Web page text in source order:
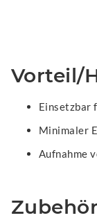
Vorteil/
Einsetzbar
Minimaler
Aufnahme
Zubehör